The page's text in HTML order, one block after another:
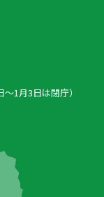
1月3日は閉庁）